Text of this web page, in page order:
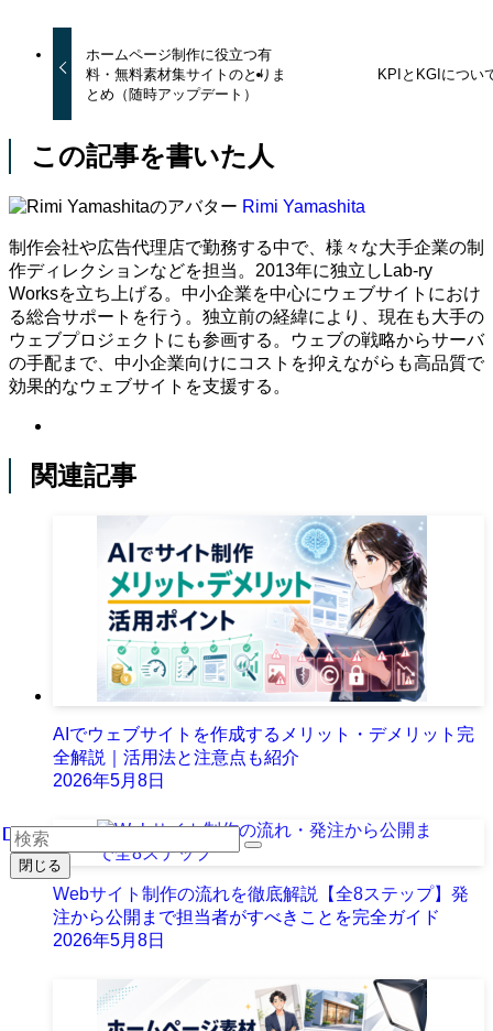
ホームページ制作に役立つ有
料・無料素材集サイトのとりま
とめ（随時アップデート）
KPIとKGIについ
この記事を書いた人
Rimi Yamashita
制作会社や広告代理店で勤務する中で、様々な大手企業の制
作ディレクションなどを担当。2013年に独立しLab-ry
Worksを立ち上げる。中小企業を中心にウェブサイトにおけ
る総合サポートを行う。独立前の経緯により、現在も大手の
ウェブプロジェクトにも参画する。ウェブの戦略からサーバ
の手配まで、中小企業向けにコストを抑えながらも高品質で
効果的なウェブサイトを支援する。
関連記事
AIでウェブサイトを作成するメリット・デメリット完
全解説｜活用法と注意点も紹介
2026年5月8日
Webサイト制作の流れを徹底解説【全8ステップ】発
注から公開まで担当者がすべきことを完全ガイド
2026年5月8日
閉じる